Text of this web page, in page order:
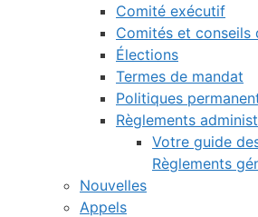
Comité exécutif
Comités et conseils
Élections
Termes de mandat
Politiques
Règlements
Votre guide
Règlements
Nouvelles
Appels